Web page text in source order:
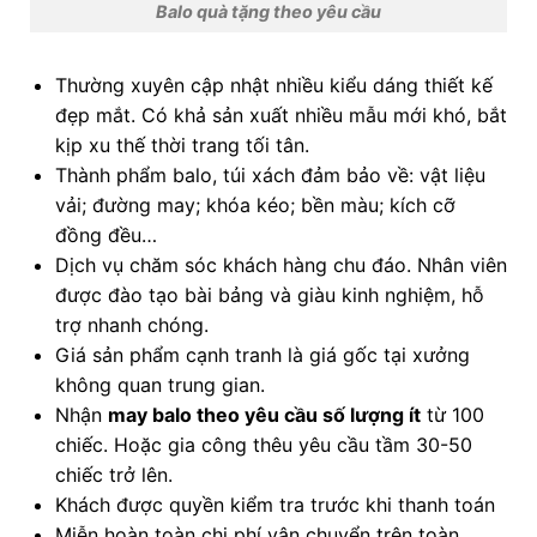
Balo quà tặng theo yêu cầu
Thường xuyên cập nhật nhiều kiểu dáng thiết kế
đẹp mắt. Có khả sản xuất nhiều mẫu mới khó, bắt
kịp xu thế thời trang tối tân.
Thành phẩm balo, túi xách đảm bảo về: vật liệu
vải; đường may; khóa kéo; bền màu; kích cỡ
đồng đều…
Dịch vụ chăm sóc khách hàng chu đáo. Nhân viên
được đào tạo bài bảng và giàu kinh nghiệm, hỗ
trợ nhanh chóng.
Giá sản phẩm cạnh tranh là giá gốc tại xưởng
không quan trung gian.
Nhận may balo theo yêu cầu số lượng íttừ 100
chiếc. Hoặc gia công thêu yêu cầu tầm 30-50
chiếc trở lên.
Khách được quyền kiểm tra trước khi thanh toán